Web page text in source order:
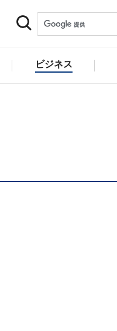
ビジネス